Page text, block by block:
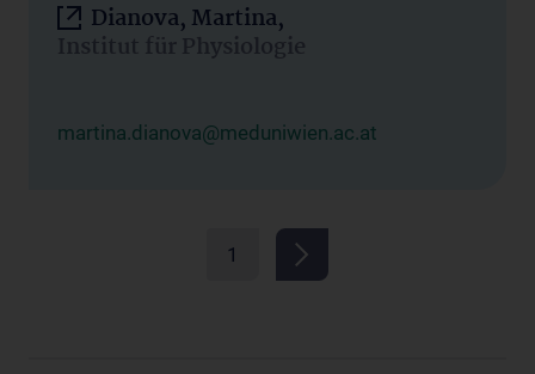
Dianova, Martina,
Institut für Physiologie
martina.dianova@meduniwien.ac.at
1